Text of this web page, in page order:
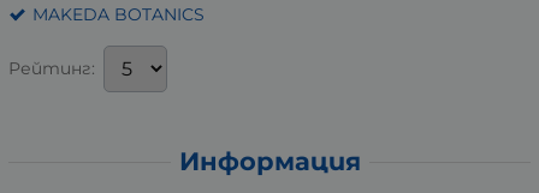
MAKEDA BOTANICS
Рейтинг:
Информация